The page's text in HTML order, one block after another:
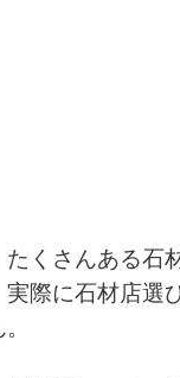
くさんある石
実際に石材店選